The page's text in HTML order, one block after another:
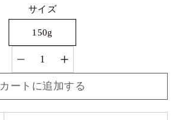
サイズ
150g
バリエーショ
ンを選択
カートに追加する